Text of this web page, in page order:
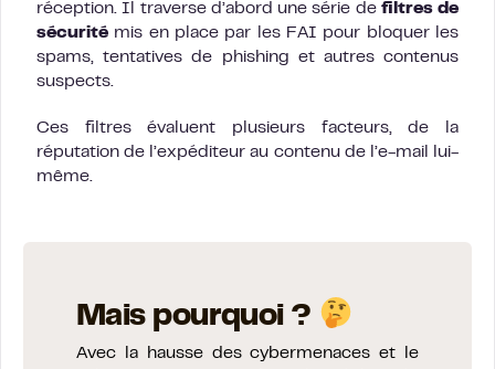
réception. Il traverse d’abord une série de filtres de
sécurité mis en place par les FAI pour bloquer les
spams, tentatives de phishing et autres contenus
suspects.
Ces filtres évaluent plusieurs facteurs, de la
réputation de l’expéditeur au contenu de l’e-mail lui-
même.
Mais pourquoi ?
Avec la hausse des cybermenaces et le